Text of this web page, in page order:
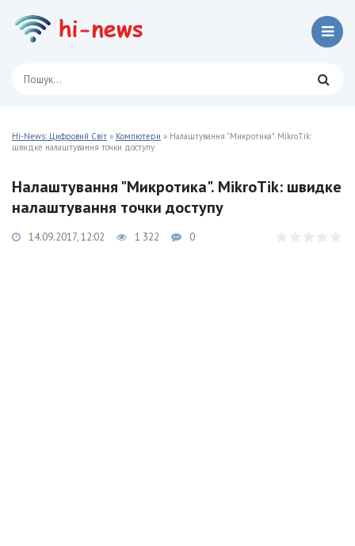
Hi-News: Цифровий Світ » Компютери » Налаштування "Микротика". MikroTik:
швидке налаштування точки доступу
Налаштування "Микротика". MikroTik: швидке
налаштування точки доступу
14.09.2017, 12:02 1 322 0